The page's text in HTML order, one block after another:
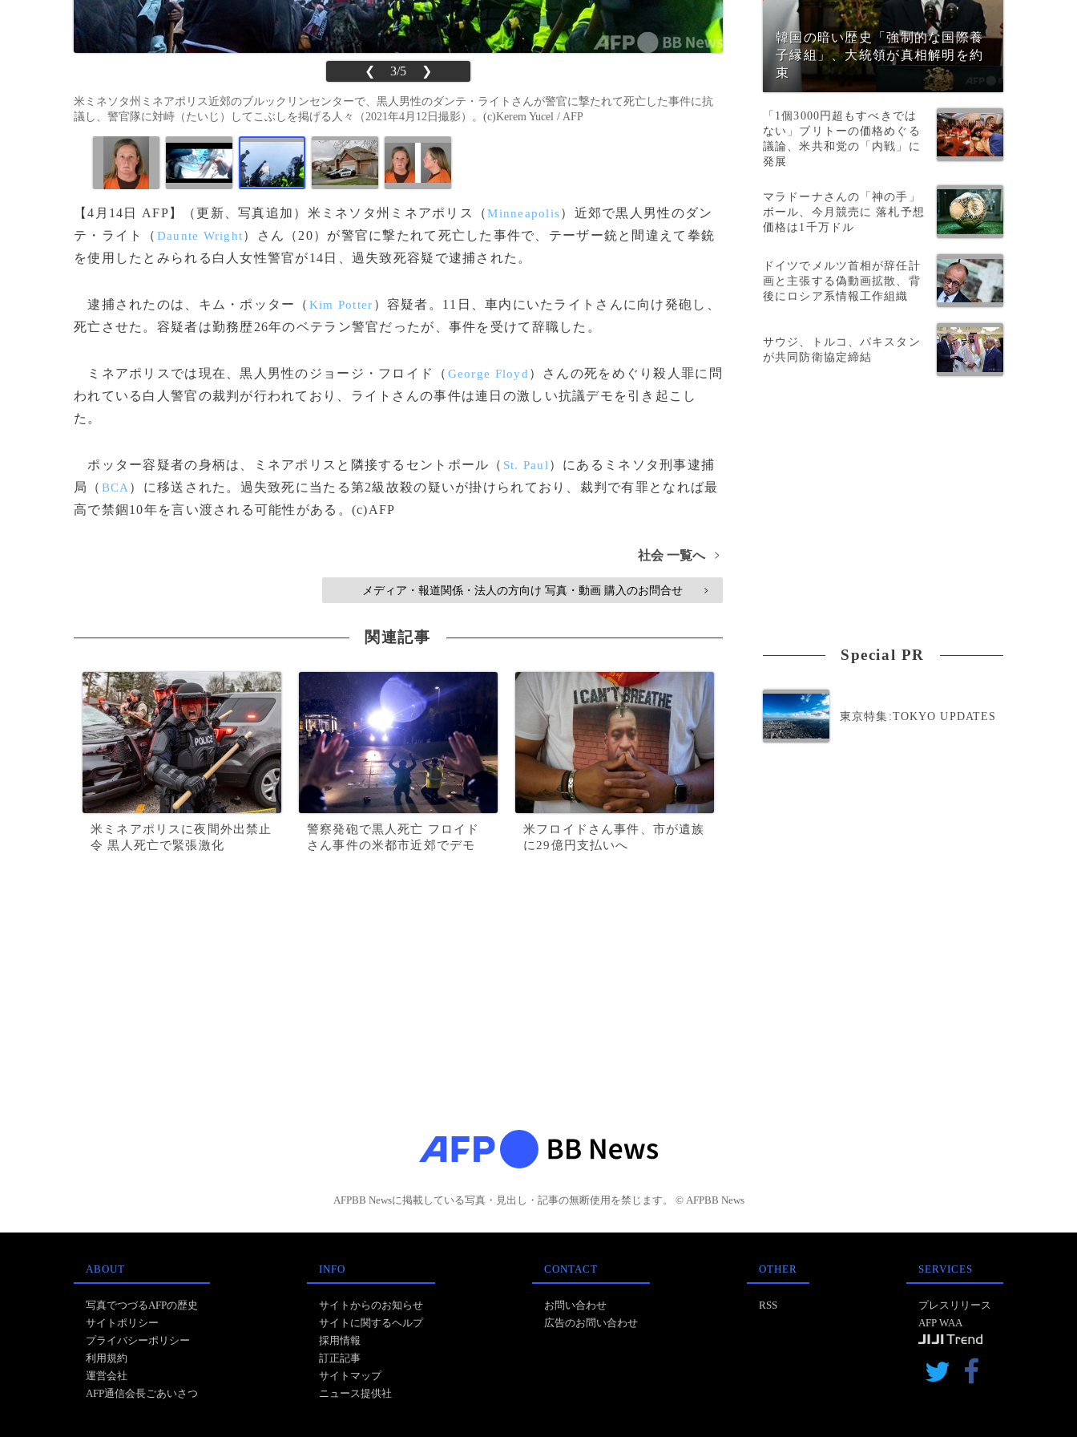
❮ 3/5 ❯
米ミネソタ州ミネアポリス近郊のブルックリンセンターで、黒人男性のダンテ・ライトさんが警官に撃たれて死亡した事件に抗
議し、警官隊に対峙（たいじ）してこぶしを掲げる人々（2021年4月12日撮影）。(c)Kerem Yucel / AFP
【4月14日 AFP】（更新、写真追加）米ミネソタ州ミネアポリス（Minneapolis）近郊で黒人男性のダン
テ・ライト（ Daunte Wright）さん（20）が警官に撃たれて死亡した事件で、テーザー銃と間違えて拳銃
を使用したとみられる白人女性警官が14日、過失致死容疑で逮捕された。
逮捕されたのは、キム・ポッター（ Kim Potter ）容疑者。11日、車内にいたライトさんに向け発砲し、
死亡させた。容疑者は勤務歴26年のベテラン警官だったが、事件を受けて辞職した。
ミネアポリスでは現在、黒人男性のジョージ・フロイド（ George Floyd ）さんの死をめぐり殺人罪に問
われている白人警官の裁判が行われており、ライトさんの事件は連日の激しい抗議デモを引き起こし
た。
ポッター容疑者の身柄は、ミネアポリスと隣接するセントポール（ St. Paul ）にあるミネソタ刑事逮捕
局（ BCA ）に移送された。過失致死に当たる第2級故殺の疑いが掛けられており、裁判で有罪となれば最
高で禁錮10年を言い渡される可能性がある。(c)AFP
社会 一覧へ >
メディア・報道関係・法人の方向け 写真・動画 購入のお問合せ >
関連記事
米ミネアポリスに夜間外出禁止
令 黒人死亡で緊張激化
警察発砲で黒人死亡 フロイド
さん事件の米都市近郊でデモ
米フロイドさん事件、市が遺族
に29億円支払いへ
韓国の暗い歴史「強制的な国際養
子縁組」、大統領が真相解明を約
束
「1個3000円超もすべきでは
ない」ブリトーの価格めぐる
議論、米共和党の「内戦」に
発展
マラドーナさんの「神の手」
ボール、今月競売に 落札予想
価格は1千万ドル
ドイツでメルツ首相が辞任計
画と主張する偽動画拡散、背
後にロシア系情報工作組織
サウジ、トルコ、パキスタン
が共同防衛協定締結
Special PR
東京特集:TOKYO UPDATES
AFPBB Newsに掲載している写真・見出し・記事の無断使用を禁じます。 © AFPBB News
ABOUT
写真でつづるAFPの歴史
サイトポリシー
プライバシーポリシー
利用規約
運営会社
AFP通信会長ごあいさつ
INFO
サイトからのお知らせ
サイトに関するヘルプ
採用情報
訂正記事
サイトマップ
ニュース提供社
CONTACT
お問い合わせ
広告のお問い合わせ
OTHER
RSS
SERVICES
プレスリリース
AFP WAA